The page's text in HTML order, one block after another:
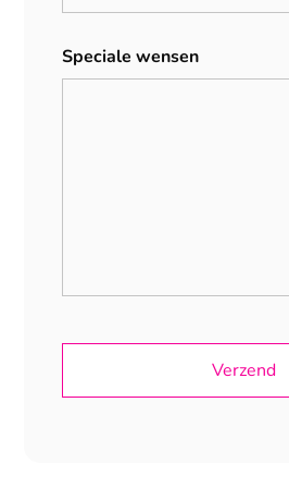
Speciale wensen